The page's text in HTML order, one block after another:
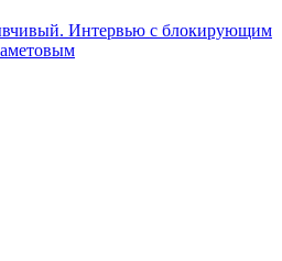
Интервью с блокирующим